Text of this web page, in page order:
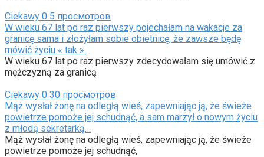
Ciekawy 0 5 просмотров
W wieku 67 lat po raz pierwszy pojechałam na wakacje za
granicę sama i złożyłam sobie obietnicę, że zawsze będę
mówić życiu « tak ».
W wieku 67 lat po raz pierwszy zdecydowałam się umówić z
mężczyzną za granicą
Ciekawy 0 30 просмотров
Mąż wysłał żonę na odległą wieś, zapewniając ją, że świeże
powietrze pomoże jej schudnąć, a sam marzył o nowym życiu
z młodą sekretarką…
Mąż wysłał żonę na odległą wieś, zapewniając ją, że świeże
powietrze pomoże jej schudnąć,